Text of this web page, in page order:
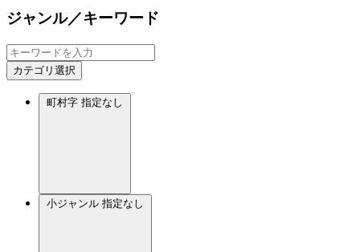
ジャンル／キーワード
カテゴリ選択
町村字 指定なし
小ジャンル 指定なし